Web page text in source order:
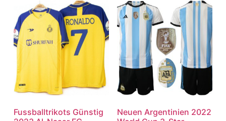
Fussballtrikots Günstig
Neuen Argentinien 2022